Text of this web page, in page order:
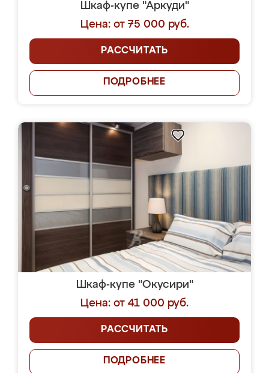
Шкаф-купе "Аркуди"
Цена: от 75 000 руб.
РАССЧИТАТЬ
ПОДРОБНЕЕ
Шкаф-купе "Окусири"
Цена: от 41 000 руб.
РАССЧИТАТЬ
ПОДРОБНЕЕ